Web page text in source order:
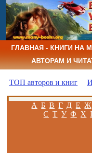
ГЛАВНАЯ - КНИГИ НА
АВТОРАМ И
ТОП авторов и книг
А Б В Г Д Е Ж
С Т У Ф Х